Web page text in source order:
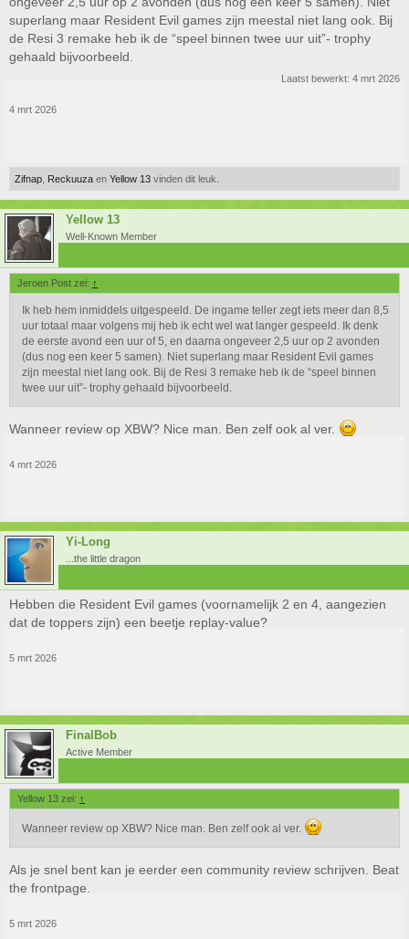
superlang maar Resident Evil games zijn meestal niet lang ook. Bij
de Resi 3 remake heb ik de “speel binnen twee uur uit”- trophy
gehaald bijvoorbeeld.
Laatst bewerkt: 4 mrt 2026
4 mrt 2026
Zifnap Reckuuza en Yellow 13 vinden dit leuk.
Yellow 13
Well-Known Member
Jeroen Post zei: ↑
Ik heb hem inmiddels uitgespeeld. De ingame teller zegt iets meer dan 8,5
uur totaal maar volgens mij heb ik echt wel wat langer gespeeld. Ik denk
de eerste avond een uur of 5, en daarna ongeveer 2,5 uur op 2 avonden
(dus nog een keer 5 samen). Niet superlang maar Resident Evil games
zijn meestal niet lang ook. Bij de Resi 3 remake heb ik de “speel binnen
twee uur uit”- trophy gehaald bijvoorbeeld.
Wanneer review op XBW? Nice man. Ben zelf ook al ver.
4 mrt 2026
Yi-Long
...the little dragon
Hebben die Resident Evil games (voornamelijk 2 en 4, aangezien
dat de toppers zijn) een beetje replay-value?
5 mrt 2026
FinalBob
Active Member
Yellow 13 zei: ↑
Wanneer review op XBW? Nice man. Ben zelf ook al ver.
Als je snel bent kan je eerder een community review schrijven. Beat
the frontpage.
5 mrt 2026